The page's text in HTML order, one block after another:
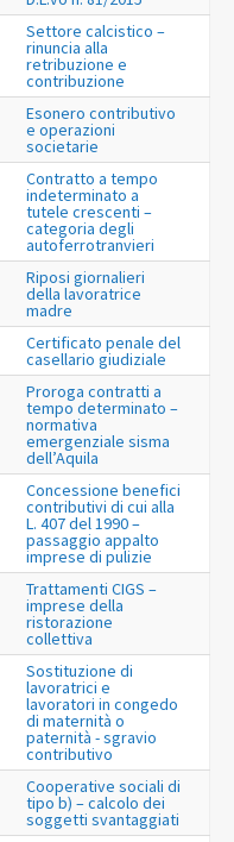
Settore calcistico –
rinuncia alla
retribuzione e
contribuzione
Esonero contributivo
e operazioni
societarie
Contratto a tempo
indeterminato a
tutele crescenti –
categoria degli
autoferrotranvieri
Riposi giornalieri
della lavoratrice
madre
Certificato penale del
casellario giudiziale
Proroga contratti a
tempo determinato –
normativa
emergenziale sisma
dell’Aquila
Concessione benefici
contributivi di cui alla
L. 407 del 1990 –
passaggio appalto
imprese di pulizie
Trattamenti CIGS –
imprese della
ristorazione
collettiva
Sostituzione di
lavoratrici e
lavoratori in congedo
di maternità o
paternità - sgravio
contributivo
Cooperative sociali di
tipo b) – calcolo dei
soggetti svantaggiati